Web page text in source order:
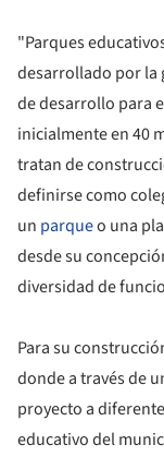
"Parques
desarrollado por la
de desarrollo para
inicialmente en 40
tratan de
definirse como
un parqueo una
desde su
diversidad de
Para su
donde a través de
proyecto a
educativo del